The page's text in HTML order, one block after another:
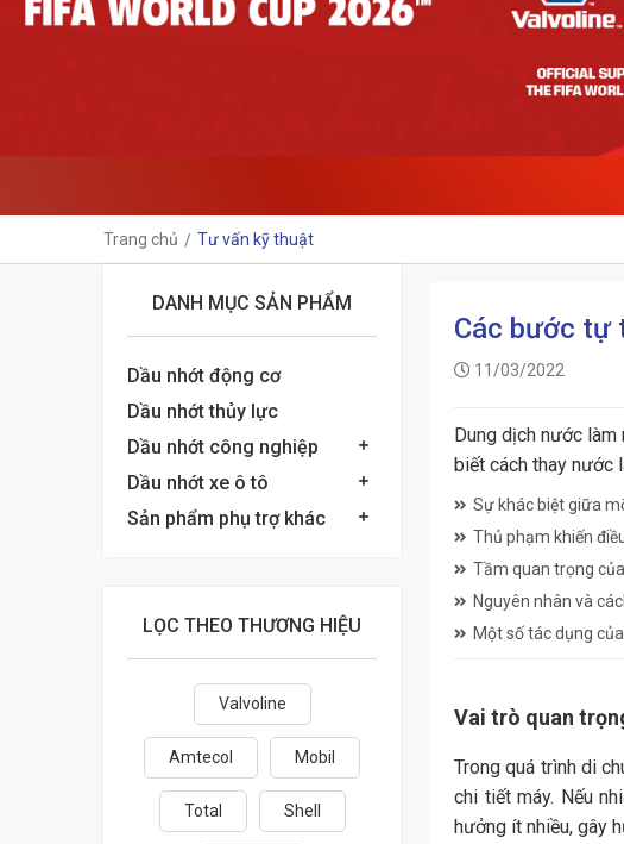
Trang chủ Tư vấn kỹ thuật
Các bước tự
11/03/2022
Dung dịch nước
biết cách thay nước
Sự khác biệt giữa
Thủ phạm khiến
Tầm quan trọng
Nguyên nhân và
Một số tác dụng
Vai trò quan
Trong quá trình di
chi tiết máy. Nếu
hưởng ít nhiều, gây
DANH MỤC SẢN PHẨM
Dầu nhớt động cơ
Dầu nhớt thủy lực
Dầu nhớt công nghiệp
Dầu nhớt xe ô tô
Sản phẩm phụ trợ khác
LỌC THEO THƯƠNG HIỆU
Valvoline
Amtecol Mobil
Total Shell